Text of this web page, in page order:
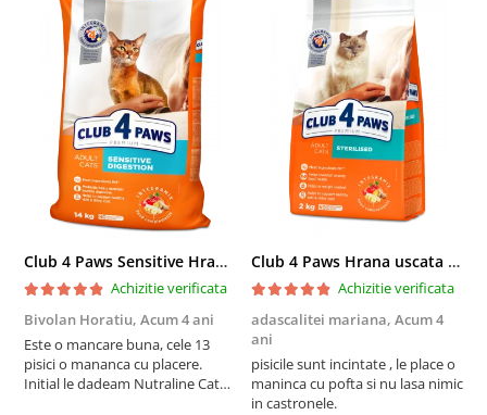
Club 4 Paws Sensitive Hrana uscata pisici adulte, 14kg
Achizitie verificata
Bivolan Horatiu, Acum 4 ani
Este o mancare buna, cele 13
pisici o mananca cu placere.
Initial le dadeam Nutraline Cat
Club 4 Paws Hrana uscata pisici sterilizate, 2kg
Achizitie verificata
adascalitei mariana, Acum 4
ani
pisicile sunt incintate , le place o
maninca cu pofta si nu lasa nimic
in castronele.